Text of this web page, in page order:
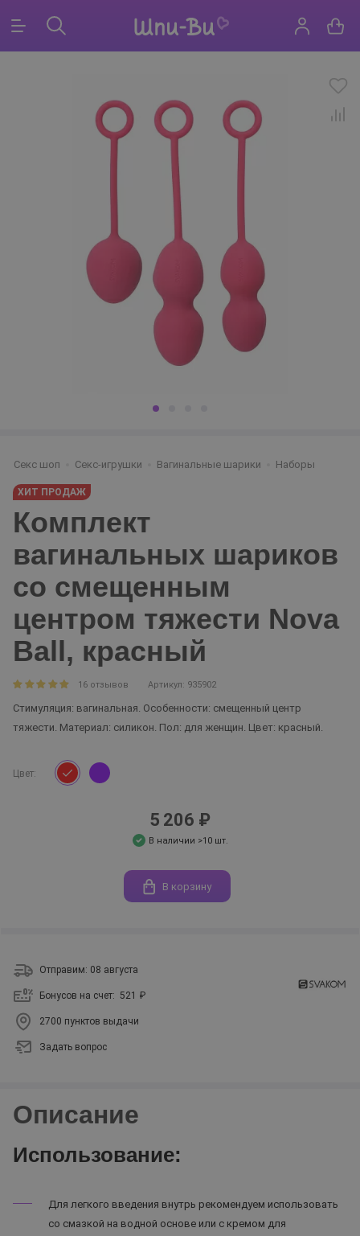
Секс шоп Секс-игрушки Вагинальные шарики Наборы
ХИТ ПРОДАЖ
Комплект
вагинальных шариков
со смещенным
центром тяжести Nova
Ball, красный
16 отзывов Артикул: 935902
Стимуляция: вагинальная. Особенности: смещенный центр
тяжести. Материал: силикон. Пол: для женщин. Цвет: красный.
Цвет:
5 206 ₽
В наличии >10 шт.
В корзину
Отправим: 08 августа
Бонусов на счет: 521 ₽
2700 пунктов выдачи
Задать вопрос
Описание
Использование:
Для легкого введения внутрь рекомендуем использовать
со смазкой на водной основе или с кремом для